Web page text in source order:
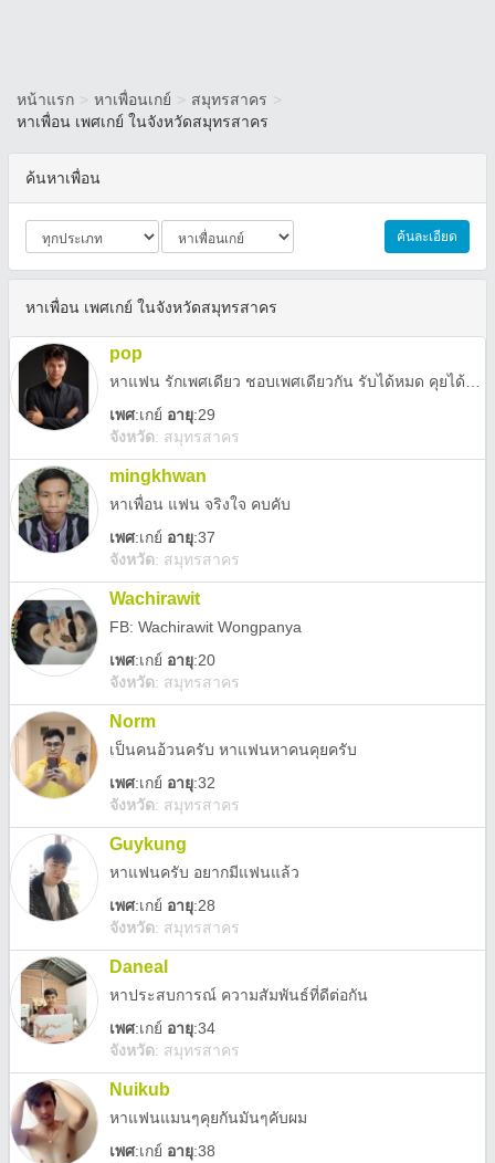
หน้าแรก > หาเพื่อนเกย์ > สมุทรสาคร >
หาเพื่อน เพศเกย์ ในจังหวัดสมุทรสาคร
ค้นหาเพื่อน
ค้นละเอียด
หาเพื่อน เพศเกย์ ในจังหวัดสมุทรสาคร
pop
เพศ:เกย์ อายุ:29
จังหวัด: สมุทรสาคร
mingkhwan
หาเพื่อน แฟน จริงใจ คบคับ
เพศ:เกย์ อายุ:37
จังหวัด: สมุทรสาคร
Wachirawit
FB: Wachirawit Wongpanya
เพศ:เกย์ อายุ:20
จังหวัด: สมุทรสาคร
Norm
เป็นคนอ้วนครับ หาแฟนหาคนคุยครับ
เพศ:เกย์ อายุ:32
จังหวัด: สมุทรสาคร
Guykung
หาแฟนครับ อยากมีแฟนแล้ว
เพศ:เกย์ อายุ:28
จังหวัด: สมุทรสาคร
Daneal
หาประสบการณ์ ความสัมพันธ์ที่ดีต่อกัน
เพศ:เกย์ อายุ:34
จังหวัด: สมุทรสาคร
Nuikub
หาแฟนแมนๆคุยกันมันๆคับผม
เพศ:เกย์ อายุ:38